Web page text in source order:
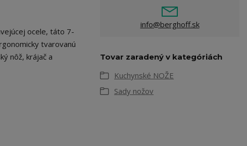
ocele, táto 7-
tvarovanú
nôž, krájač a
info@berghoff.sk
Tovar zaradený v kategóriách
Kuchynské NOŽE
Sady nožov